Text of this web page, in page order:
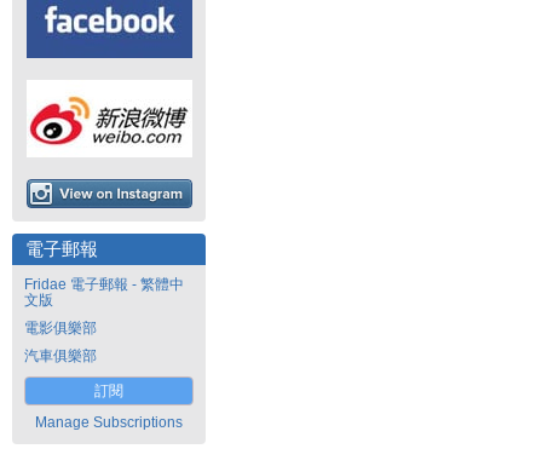
電子郵報
Fridae 電子郵報 - 繁體中
文版
電影俱樂部
汽車俱樂部
訂閱
Manage Subscriptions